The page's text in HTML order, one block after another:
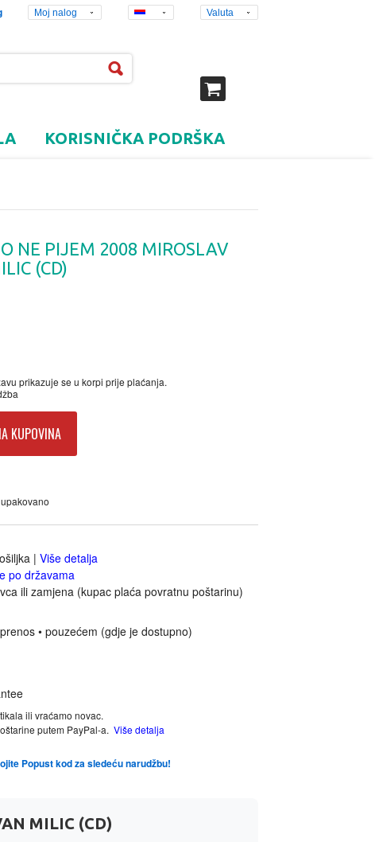
Moj nalog Valuta
KORISNIČKA PODRŠKA
NE PIJEM 2008 MIROSLAV
(CD)
prikazuje se u korpi prije plaćanja.
KUPOVINA
| Više detalja
po državama
ili zamjena (kupac plaća povratnu poštarinu)
• pouzećem (gdje je dostupno)
ili vraćamo novac.
putem PayPal-a. Više detalja
Popust kod za sledeću narudžbu!
MILIC (CD)